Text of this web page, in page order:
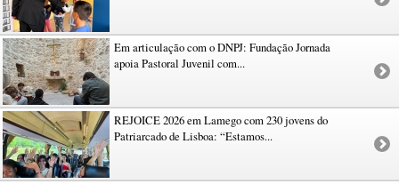
Em articulação com o DNPJ: Fundação Jornada
apoia Pastoral Juvenil com...
REJOICE 2026 em Lamego com 230 jovens do
Patriarcado de Lisboa: “Estamos...